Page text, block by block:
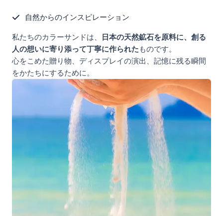
自然からのインスピレーション
私たちのカラーサンドは、
日本の天然鉱石を原料に、創る
人の想いに寄り添って丁寧に作られた ものです。
心をこめた贈り物、ディスプレイの演出、記憶に残る瞬間
をかたちにするために。